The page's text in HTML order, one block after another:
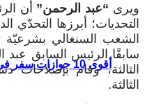
أقوى 10 جوازات سفر في إفريقيا لعام 2026
ويرى “عبد الرحمن” أن
التحديات؛ أبرزها
الشعب السنغالي بشرعيّة
سابقًا الرئيس السابق عبد
الثالثة، وقام بإصلاحات
الثالثة.